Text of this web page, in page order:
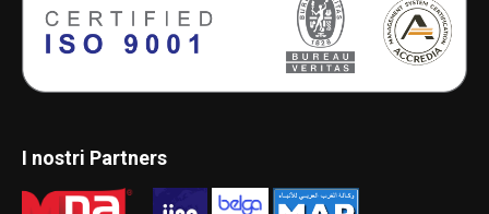
I nostri Partners